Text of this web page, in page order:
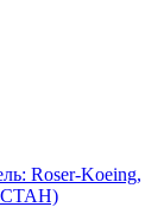
Roser-Koeing,